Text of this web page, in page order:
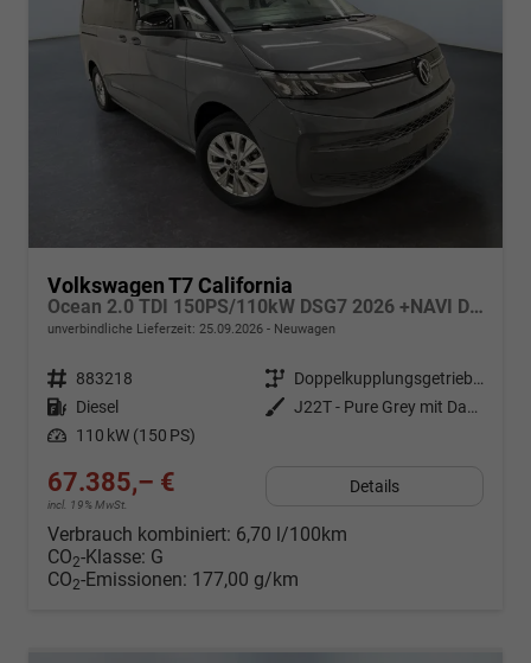
Volkswagen T7 California
Ocean 2.0 TDI 150PS/110kW DSG7 2026 +NAVI DISCOVER PRO+FRONTSCHEIBE BEHEIZBAR+TOP & PARK PAKET+18" ALU+AHK+TRAVEL ASSIST+EL- HEBEDACH, BASALT GRAU+CAMPINGAUSBAU
unverbindliche Lieferzeit: 25.09.2026 Neuwagen
Fahrzeugnr. 883218 Getriebe
Doppelkupplungsgetriebe (DSG)
Kraftstoff Diesel Außenfarbe
J22T - Pure Grey mit Dach in Schwarz
Leistung 110 kW (150 PS)
67.385,– €
incl. 19% MwSt.
Details
Verbrauch kombiniert: 6,70 l/100km
CO2-Klasse: G
CO2-Emissionen: 177,00 g/km